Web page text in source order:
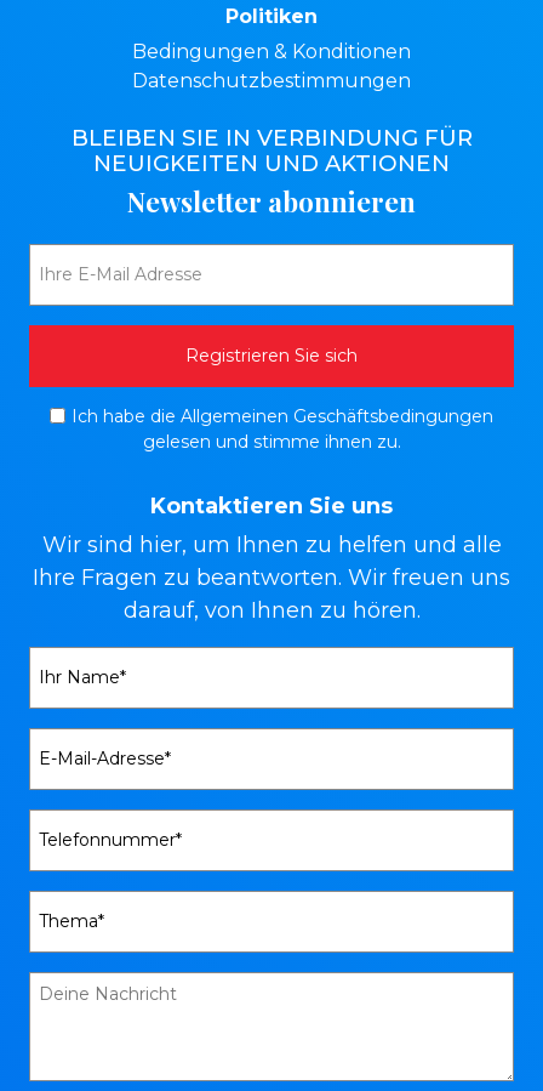
Politiken
Bedingungen & Konditionen
Datenschutzbestimmungen
BLEIBEN SIE IN VERBINDUNG FÜR
NEUIGKEITEN UND AKTIONEN
Newsletter abonnieren
Ich habe die Allgemeinen Geschäftsbedingungen
gelesen und stimme ihnen zu.
Kontaktieren Sie uns
Wir sind hier, um Ihnen zu helfen und alle
Ihre Fragen zu beantworten. Wir freuen uns
darauf, von Ihnen zu hören.